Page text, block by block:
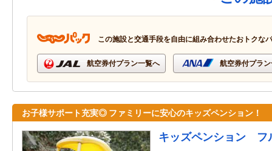
この施設と交通手段を自由に組み合わせたおトクな
航空券付プラン一覧へ 航空券付プラ
お子様サポート充実◎ ファミリーに安心のキッズペンション！
キッズペンション フ